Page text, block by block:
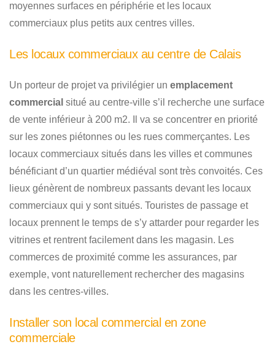
moyennes surfaces en périphérie et les locaux
commerciaux plus petits aux centres villes.
Les locaux commerciaux au centre de Calais
Un porteur de projet va privilégier un emplacement
commercial situé au centre-ville s’il recherche une surface
de vente inférieur à 200 m2. Il va se concentrer en priorité
sur les zones piétonnes ou les rues commerçantes. Les
locaux commerciaux situés dans les villes et communes
bénéficiant d’un quartier médiéval sont très convoités. Ces
lieux génèrent de nombreux passants devant les locaux
commerciaux qui y sont situés. Touristes de passage et
locaux prennent le temps de s’y attarder pour regarder les
vitrines et rentrent facilement dans les magasin. Les
commerces de proximité comme les assurances, par
exemple, vont naturellement rechercher des magasins
dans les centres-villes.
Installer son local commercial en zone
commerciale